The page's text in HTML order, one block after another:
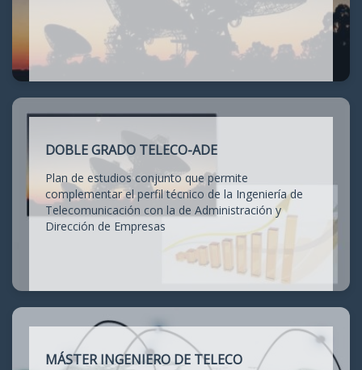
DOBLE GRADO TELECO-ADE
Plan de estudios conjunto que permite
complementar el perfil técnico de la Ingeniería de
Telecomunicación con la de Administración y
Dirección de Empresas
MÁSTER INGENIERO DE TELECO